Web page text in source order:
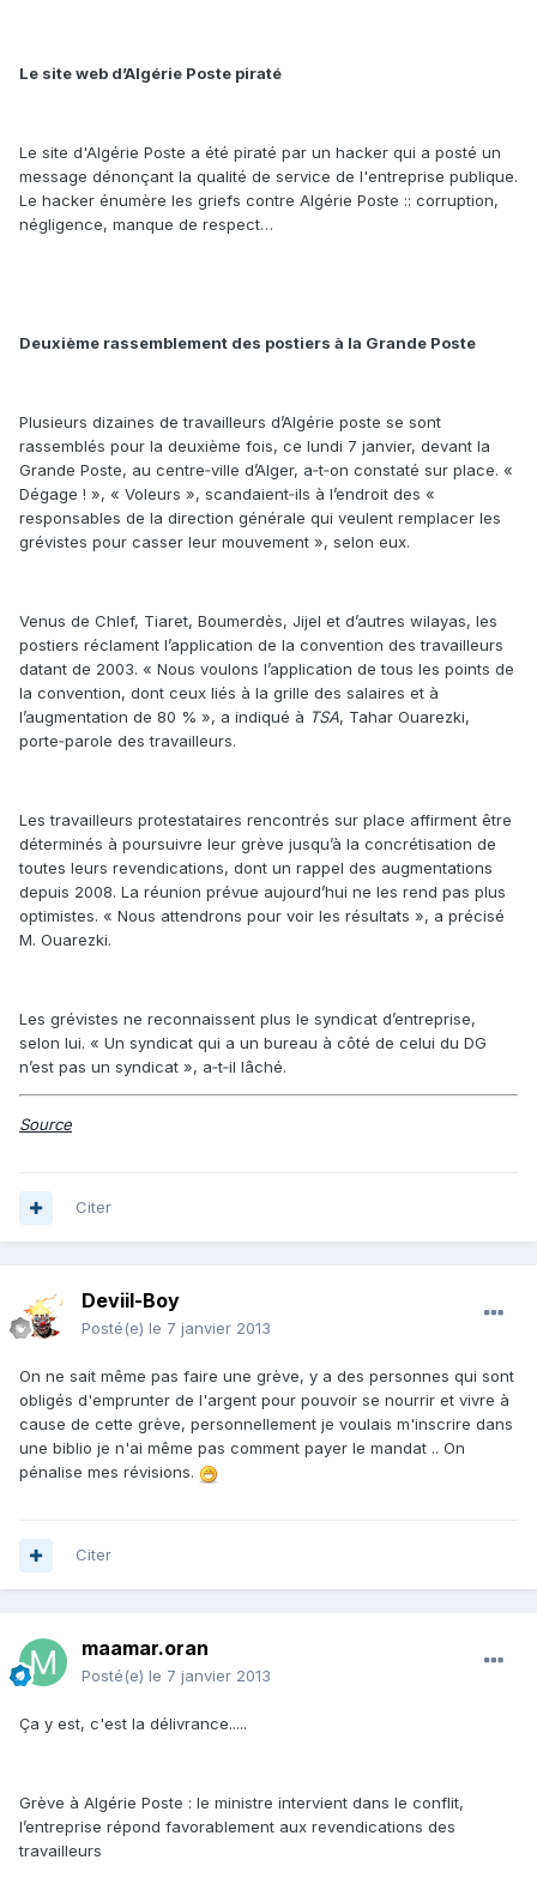
Le site web d’Algérie Poste piraté
Le site d'Algérie Poste a été piraté par un hacker qui a posté un
message dénonçant la qualité de service de l'entreprise publique.
Le hacker énumère les griefs contre Algérie Poste :: corruption,
négligence, manque de respect…
Deuxième rassemblement des postiers à la Grande Poste
Plusieurs dizaines de travailleurs d’Algérie poste se sont
rassemblés pour la deuxième fois, ce lundi 7 janvier, devant la
Grande Poste, au centre‑ville d’Alger, a‑t‑on constaté sur place. «
Dégage ! », « Voleurs », scandaient‑ils à l’endroit des «
responsables de la direction générale qui veulent remplacer les
grévistes pour casser leur mouvement », selon eux.
Venus de Chlef, Tiaret, Boumerdès, Jijel et d’autres wilayas, les
postiers réclament l’application de la convention des travailleurs
datant de 2003. « Nous voulons l’application de tous les points de
la convention, dont ceux liés à la grille des salaires et à
l’augmentation de 80 % », a indiqué à TSA, Tahar Ouarezki,
porte‑parole des travailleurs.
Les travailleurs protestataires rencontrés sur place affirment être
déterminés à poursuivre leur grève jusqu’à la concrétisation de
toutes leurs revendications, dont un rappel des augmentations
depuis 2008. La réunion prévue aujourd’hui ne les rend pas plus
optimistes. « Nous attendrons pour voir les résultats », a précisé
M. Ouarezki.
Les grévistes ne reconnaissent plus le syndicat d’entreprise,
selon lui. « Un syndicat qui a un bureau à côté de celui du DG
n’est pas un syndicat », a‑t‑il lâché.
Source
Citer
Deviil-Boy
Posté(e) le 7 janvier 2013
On ne sait même pas faire une grève, y a des personnes qui sont
obligés d'emprunter de l'argent pour pouvoir se nourrir et vivre à
cause de cette grève, personnellement je voulais m'inscrire dans
une biblio je n'ai même pas comment payer le mandat .. On
pénalise mes révisions.
Citer
maamar.oran
Posté(e) le 7 janvier 2013
Ça y est, c'est la délivrance.....
Grève à Algérie Poste : le ministre intervient dans le conflit,
l’entreprise répond favorablement aux revendications des
travailleurs